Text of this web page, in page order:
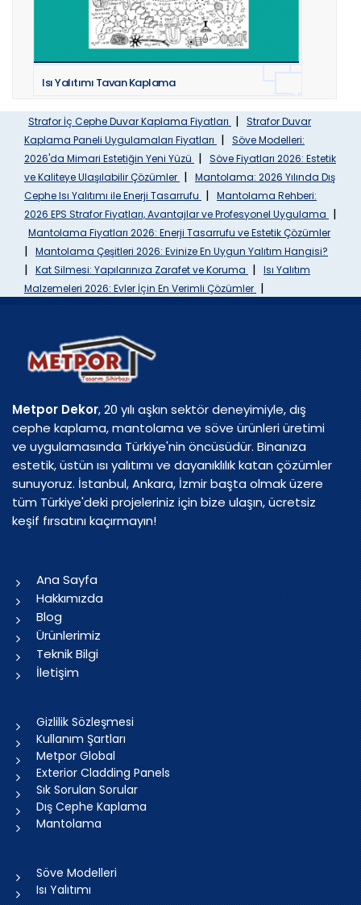
Isı Yalıtımı Tavan Kaplama
Strafor İç Cephe Duvar Kaplama Fiyatları | Strafor Duvar
Kaplama Paneli Uygulamaları Fiyatları | Söve Modelleri:
2026'da Mimari Estetiğin Yeni Yüzü | Söve Fiyatları 2026: Estetik
ve Kaliteye Ulaşılabilir Çözümler | Mantolama: 2026 Yılında Dış
Cephe Isı Yalıtımı ile Enerji Tasarrufu | Mantolama Rehberi:
2026 EPS Strafor Fiyatları, Avantajlar ve Profesyonel Uygulama |
Mantolama Fiyatları 2026: Enerji Tasarrufu ve Estetik Çözümler
| Mantolama Çeşitleri 2026: Evinize En Uygun Yalıtım Hangisi?
| Kat Silmesi: Yapılarınıza Zarafet ve Koruma | Isı Yalıtım
Malzemeleri 2026: Evler İçin En Verimli Çözümler |
Metpor Dekor, 20 yılı aşkın sektör deneyimiyle, dış
cephe kaplama, mantolama ve söve ürünleri üretimi
ve uygulamasında Türkiye'nin öncüsüdür. Binanıza
estetik, üstün ısı yalıtımı ve dayanıklılık katan çözümler
sunuyoruz. İstanbul, Ankara, İzmir başta olmak üzere
tüm Türkiye'deki projeleriniz için bize ulaşın, ücretsiz
keşif fırsatını kaçırmayın!
Ana Sayfa
Hakkımızda
Blog
Ürünlerimiz
Teknik Bilgi
İletişim
Gizlilik Sözleşmesi
Kullanım Şartları
Metpor Global
Exterior Cladding Panels
Sık Sorulan Sorular
Dış Cephe Kaplama
Mantolama
Söve Modelleri
Isı Yalıtımı